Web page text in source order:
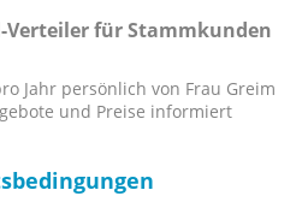
für Stammkunden
Jahr persönlich von Frau Greim
und Preise informiert